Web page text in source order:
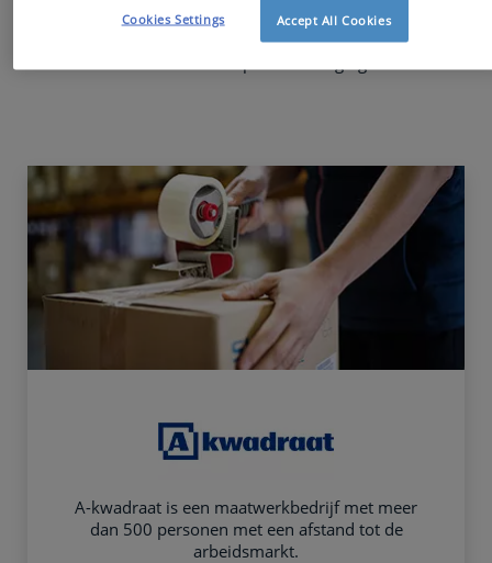
voortgezette opleiding en omscholing, etc. Hudson staat
de beslissingsnemers uit deze sector dagelijks bij om
A-kwadraat is een maatwerkbedrijf met meer
dan 500 personen met een afstand tot de
arbeidsmarkt.
Accept All Cookies
Cookies Settings